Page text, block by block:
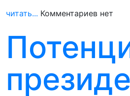
читать... Комментариев нет